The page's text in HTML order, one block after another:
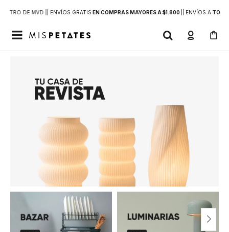
DE MVD | | ENVÍOS GRATIS EN COMPRAS MAYORES A $1.800 | ENVÍOS ATODO
